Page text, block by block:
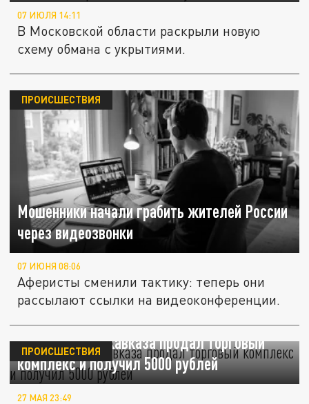
07 ИЮЛЯ 14:11
В Московской области раскрыли новую
схему обмана с укрытиями.
Мошенники начали грабить жителей России
через видеозвонки
ПРОИСШЕСТВИЯ
07 ИЮНЯ 08:06
Аферисты сменили тактику: теперь они
рассылают ссылки на видеоконференции.
Житель Владикавказа продал торговый
комплекс и получил 5000 рублей
ПРОИСШЕСТВИЯ
27 МАЯ 23:49